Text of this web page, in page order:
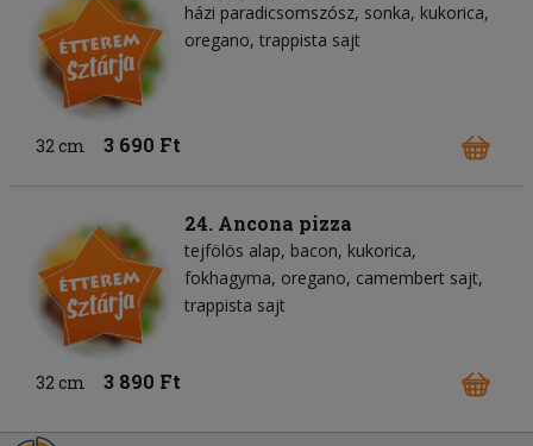
házi paradicsomszósz sonka kukorica
oregano trappista sajt
32 cm 3 690 Ft
24. Ancona pizza
tejfölös alap bacon kukorica
fokhagyma oregano camembert sajt
trappista sajt
32 cm 3 890 Ft